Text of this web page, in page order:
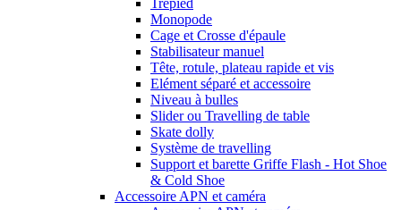
Trépied
Monopode
Cage et Crosse d'épaule
Stabilisateur manuel
Tête, rotule, plateau rapide et vis
Elément séparé et accessoire
Niveau à bulles
Slider ou Travelling de table
Skate dolly
Système de travelling
Support et barette Griffe Flash - Hot Shoe
& Cold Shoe
Accessoire APN et caméra